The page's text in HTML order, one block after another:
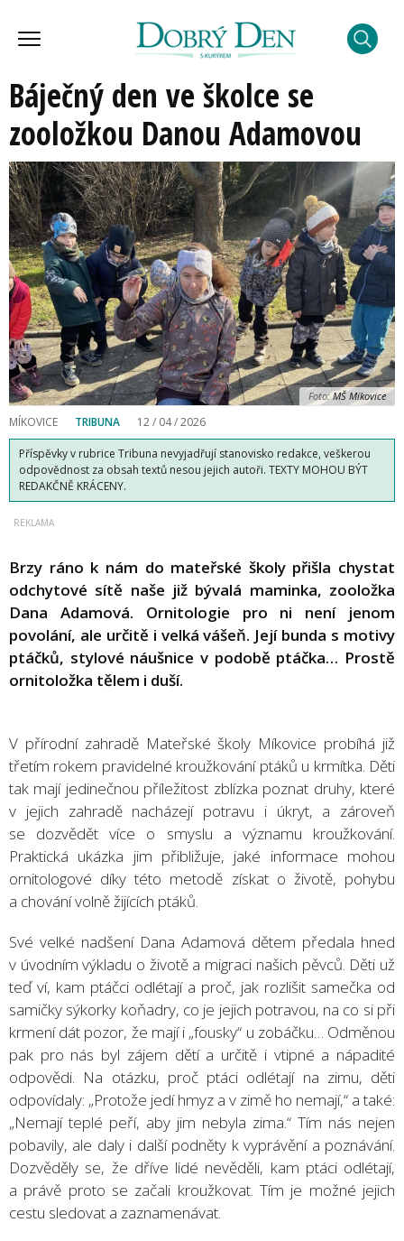
Báječný den ve školce se
zooložkou Danou Adamovou
Foto:MŠ Míkovice
MÍKOVICE TRIBUNA 12 / 04 / 2026
Příspěvky v rubrice Tribuna nevyjadřují stanovisko redakce, veškerou
odpovědnost za obsah textů nesou jejich autoři. TEXTY MOHOU BÝT
REDAKČNĚ KRÁCENY.
Brzy ráno k nám do mateřské školy přišla chystat
odchytové sítě naše již bývalá maminka, zooložka
Dana Adamová. Ornitologie pro ni není jenom
povolání, ale určitě i velká vášeň. Její bunda s motivy
ptáčků, stylové náušnice v podobě ptáčka… Prostě
ornitoložka tělem i duší.
V přírodní zahradě Mateřské školy Míkovice probíhá již
třetím rokem pravidelné kroužkování ptáků u krmítka. Děti
tak mají jedinečnou příležitost zblízka poznat druhy, které
v jejich zahradě nacházejí potravu i úkryt, a zároveň
se dozvědět více o smyslu a významu kroužkování.
Praktická ukázka jim přibližuje, jaké informace mohou
ornitologové díky této metodě získat o životě, pohybu
a chování volně žijících ptáků.
Své velké nadšení Dana Adamová dětem předala hned
v úvodním výkladu o životě a migraci našich pěvců. Děti už
teď ví, kam ptáčci odlétají a proč, jak rozlišit samečka od
samičky sýkorky koňadry, co je jejich potravou, na co si při
krmení dát pozor, že mají i „fousky“ u zobáčku… Odměnou
pak pro nás byl zájem dětí a určitě i vtipné a nápadité
odpovědi. Na otázku, proč ptáci odlétají na zimu, děti
odpovídaly: „Protože jedí hmyz a v zimě ho nemají,“ a také:
„Nemají teplé peří, aby jim nebyla zima.“ Tím nás nejen
pobavily, ale daly i další podněty k vyprávění a poznávání.
Dozvěděly se, že dříve lidé nevěděli, kam ptáci odlétají,
a právě proto se začali kroužkovat. Tím je možné jejich
cestu sledovat a zaznamenávat.